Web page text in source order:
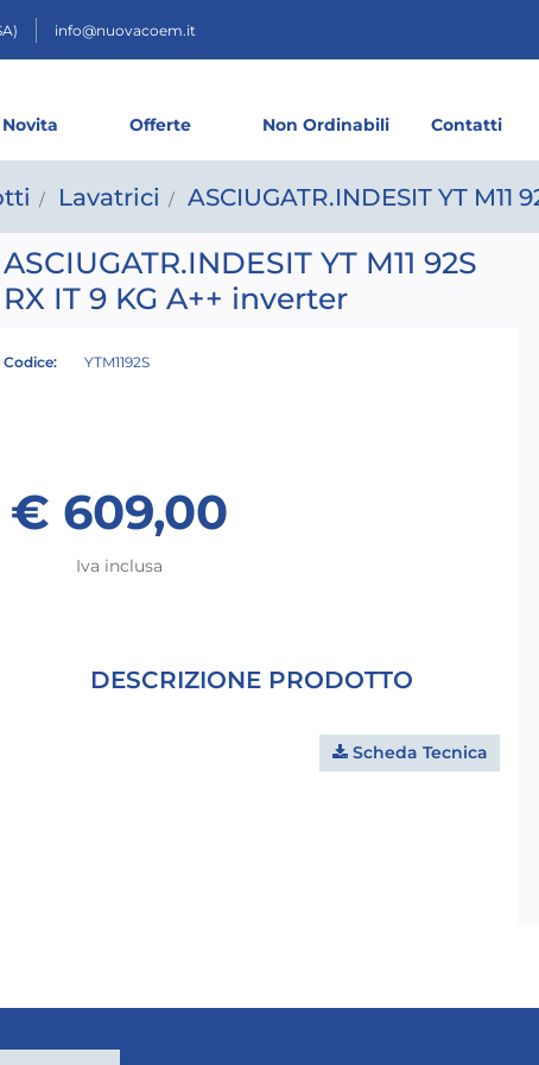
info@nuovacoem.it
Novita Offerte Non Ordinabili Contatti
Lavatrici ASCIUGATR.INDESIT YT M11
ASCIUGATR.INDESIT YT M11 92S
RX IT 9 KG A++ inverter
Codice: YTM1192S
€ 609,00
Iva inclusa
DESCRIZIONE PRODOTTO
Scheda Tecnica